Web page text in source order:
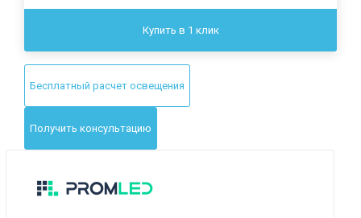
Купить в 1 клик
Бесплатный расчет освещения
Получить консультацию